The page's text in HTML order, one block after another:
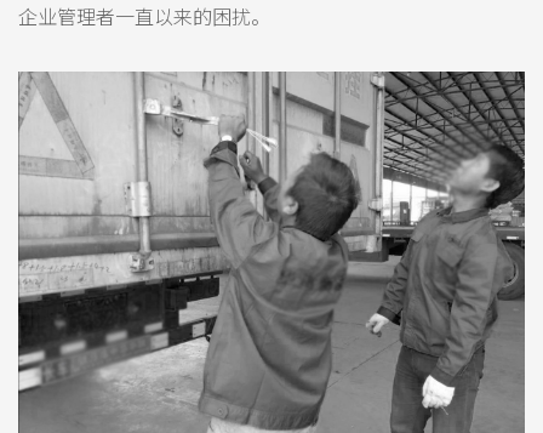
企业管理者一直以来的困扰。